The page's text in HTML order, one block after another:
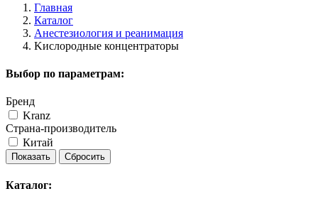
Главная
Каталог
Анестезиология и реанимация
Kислородные концентраторы
Выбор по параметрам:
Бренд
Kranz
Страна-производитель
Китай
Каталог: